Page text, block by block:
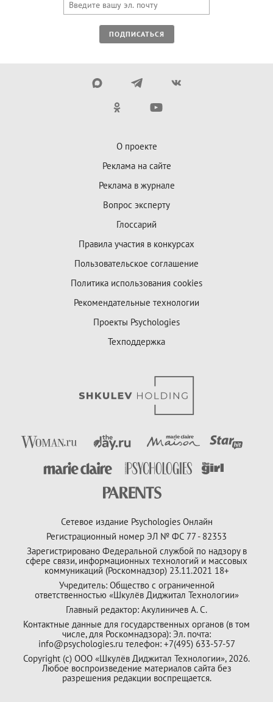
ПОДПИСАТЬСЯ
О проекте
Реклама на сайте
Реклама в журнале
Вопрос эксперту
Глоссарий
Правила участия в конкурсах
Пользовательское соглашение
Политика использования cookies
Рекомендательные технологии
Проекты Psychologies
Техподдержка
Сетевое издание Psychologies Онлайн
Регистрационный номер ЭЛ № ФС 77 - 82353
Зарегистрировано Федеральной службой по надзору в
сфере связи, информационных технологий и массовых
коммуникаций (Роскомнадзор) 23.11.2021 18+
Учредитель: Общество с ограниченной
ответственностью «Шкулёв Диджитал Технологии»
Главный редактор: Акулиничев А. С.
Контактные данные для государственных органов (в том
числе, для Роскомнадзора): Эл. почта:
info@psychologies.ru телефон: +7(495) 633-57-57
Copyright (с) ООО «Шкулёв Диджитал Технологии», 2026.
Любое воспроизведение материалов сайта без
разрешения редакции воспрещается.